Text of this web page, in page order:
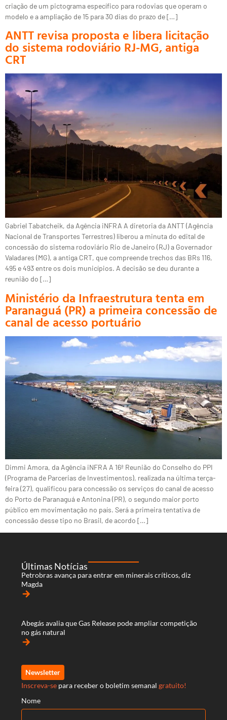
criação de um pictograma específico para rodovias que operam o
modelo e a ampliação de 15 para 30 dias do prazo de […]
ANTT revisa proposta e libera licitação
do sistema rodoviário RJ-MG, antiga
CRT
Gabriel Tabatcheik, da Agência iNFRA A diretoria da ANTT (Agência
Nacional de Transportes Terrestres) liberou a minuta do edital de
concessão do sistema rodoviário Rio de Janeiro (RJ) a Governador
Valadares (MG), a antiga CRT, que compreende trechos das BRs 116,
495 e 493 entre os dois municípios. A decisão se deu durante a
reunião do […]
Ministério da Infraestrutura tenta em
Paranaguá (PR) a primeira concessão de
canal de acesso portuário
Dimmi Amora, da Agência iNFRA A 16ª Reunião do Conselho do PPI
(Programa de Parcerias de Investimentos), realizada na última terça-
feira (27), qualificou para concessão os serviços do canal de acesso
do Porto de Paranaguá e Antonina (PR), o segundo maior porto
público em movimentação no país. Será a primeira tentativa de
concessão desse tipo no Brasil, de acordo […]
Últimas Notícias
Petrobras avança para entrar em minerais críticos, diz
Magda
arrow_forward
Abegás avalia que Gas Release pode ampliar competição
no gás natural
arrow_forward
Newsletter
Inscreva-se para receber o boletim semanal gratuito!
Nome